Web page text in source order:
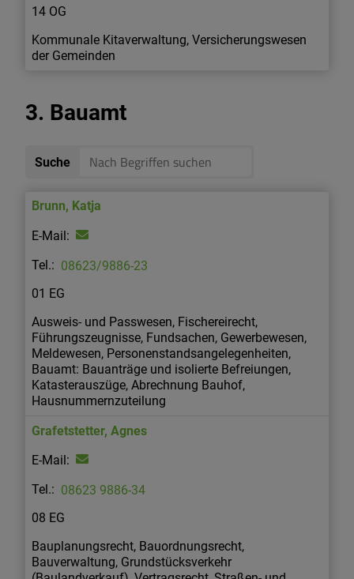
14 OG
Kommunale Kitaverwaltung, Versicherungswesen
der Gemeinden
3. Bauamt
Suche
Brunn, Katja
08623/9886-23
01 EG
Ausweis- und Passwesen, Fischereirecht,
Führungszeugnisse, Fundsachen, Gewerbewesen,
Meldewesen, Personenstandsangelegenheiten,
Bauamt: Bauanträge und isolierte Befreiungen,
Katasterauszüge, Abrechnung Bauhof,
Hausnummernzuteilung
Grafetstetter, Agnes
08623 9886-34
08 EG
Bauplanungsrecht, Bauordnungsrecht,
Bauverwaltung, Grundstücksverkehr